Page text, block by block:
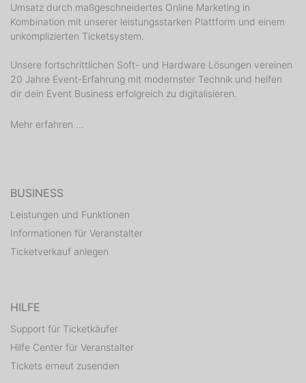
Umsatz durch maßgeschneidertes Online Marketing in
Kombination mit unserer leistungsstarken Plattform und einem
unkomplizierten Ticketsystem.
Unsere fortschrittlichen Soft- und Hardware Lösungen vereinen
20 Jahre Event-Erfahrung mit modernster Technik und helfen
dir dein Event Business erfolgreich zu digitalisieren.
Mehr erfahren ...
BUSINESS
Leistungen und Funktionen
Informationen für Veranstalter
Ticketverkauf anlegen
HILFE
Support für Ticketkäufer
Hilfe Center für Veranstalter
Tickets erneut zusenden